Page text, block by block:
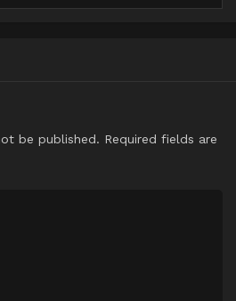
be published. Required fields are